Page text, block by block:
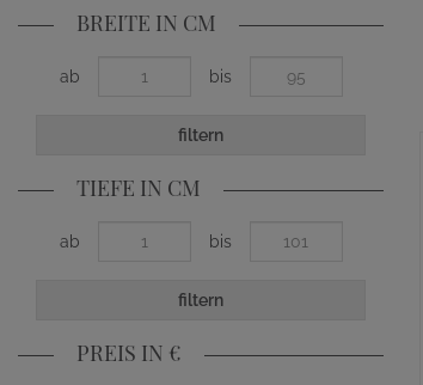
BREITE IN CM
ab bis
filtern
TIEFE IN CM
ab bis
filtern
PREIS IN €